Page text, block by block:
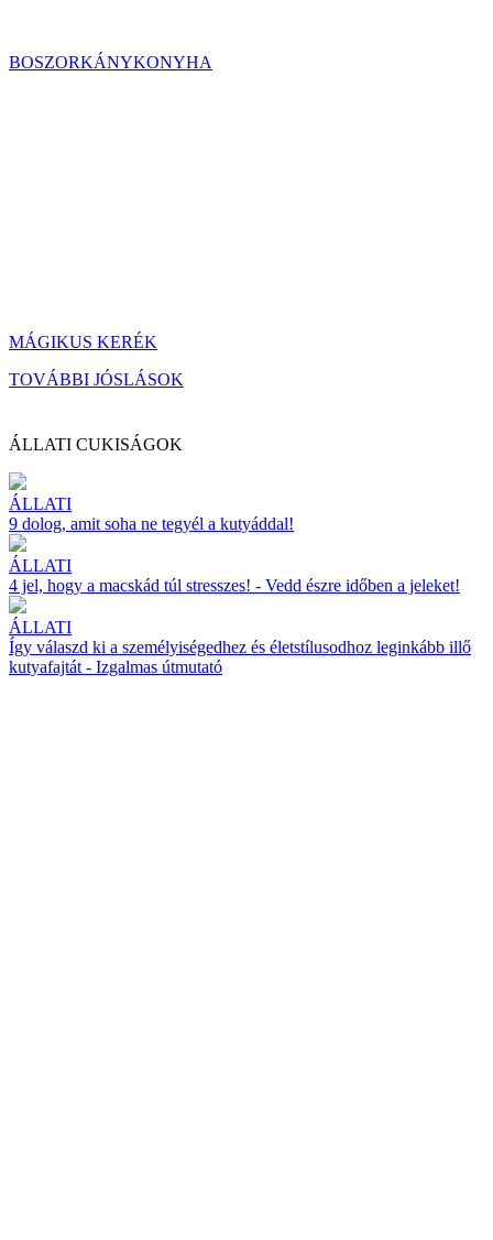
BOSZORKÁNYKONYHA
MÁGIKUS KERÉK
TOVÁBBI JÓSLÁSOK
ÁLLATI CUKISÁGOK
ÁLLATI
9 dolog, amit soha ne tegyél a kutyáddal!
ÁLLATI
4 jel, hogy a macskád túl stresszes! - Vedd észre időben a jeleket!
ÁLLATI
Így válaszd ki a személyiségedhez és életstílusodhoz leginkább illő
kutyafajtát - Izgalmas útmutató